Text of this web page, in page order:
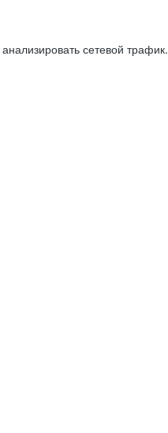
сетевой трафик.